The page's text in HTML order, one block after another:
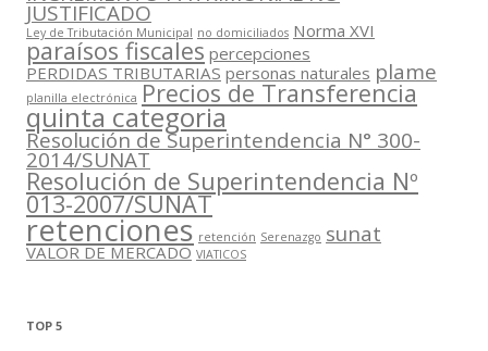
JUSTIFICADO
Ley de Tributación Municipal no domiciliados Norma XVI
paraísos fiscales percepciones
PERDIDAS TRIBUTARIAS personas naturales plame
planilla electrónica Precios de Transferencia
quinta categoria
Resolución de Superintendencia N° 300-
2014/SUNAT
Resolución de Superintendencia Nº
013-2007/SUNAT
retenciones retención Serenazgo sunat
VALOR DE MERCADO VIATICOS
TOP 5